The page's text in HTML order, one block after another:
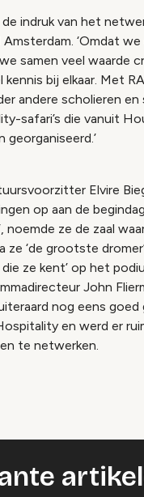
indruk van het
‘Omdat we
samen veel waarde
kennis bij elkaar. Met
andere scholieren
safari’s die vanuit
Elvire
op aan de
noemde ze de zaal
ze ‘de grootste
ze kent’ op het
John
nog eens
en werd er
te netwerken.